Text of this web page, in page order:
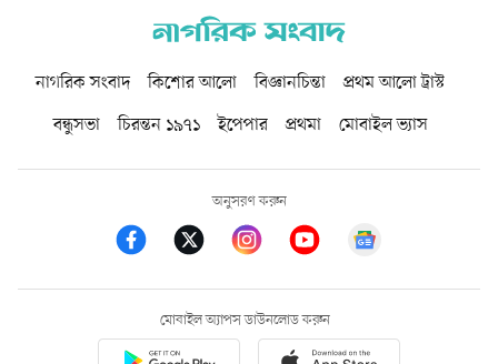
নাগরিক সংবাদ কিশোর আলো বিজ্ঞানচিন্তা
প্রথম আলো ট্রাস্ট
বন্ধুসভা
চিরন্তন ১৯৭১ ইপেপার প্রথমা মোবাইল ভ্যাস
অনুসরণ করুন
মোবাইল অ্যাপস ডাউনলোড করুন